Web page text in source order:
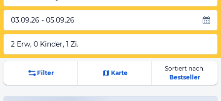
03.09.26 - 05.09.26
2 Erw, 0 Kinder, 1 Zi.
Filter Karte
Sortiert nach:
Bestseller